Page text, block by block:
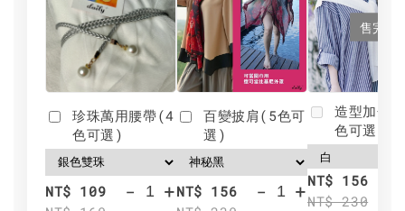
珍珠萬用腰帶(4
色可選)
NT$ 109
- +
百變披肩(5色可
選)
NT$ 156
- +
售完
造型加分
色可選)
NT$ 156
NT$ 230